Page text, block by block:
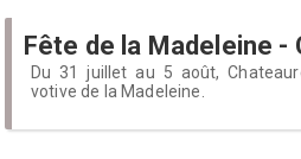
Fête de la Madeleine -
Du 31 juillet au 5 août,
votive de la Madeleine.